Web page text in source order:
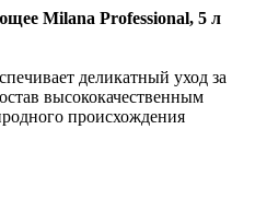
Milana Professional, 5 л
деликатный уход за
высококачественным
происхождения